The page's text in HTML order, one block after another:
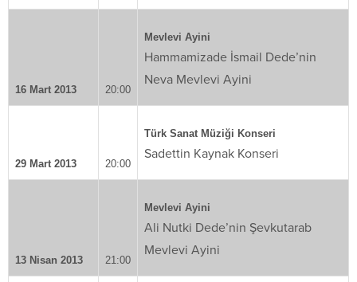
16 Mart 2013 20:00
Mevlevi Ayini
Hammamizade İsmail Dede’nin
Neva Mevlevi Ayini
29 Mart 2013 20:00
Türk Sanat Müziği Konseri
Sadettin Kaynak Konseri
13 Nisan 2013 21:00
Mevlevi Ayini
Ali Nutki Dede’nin Şevkutarab
Mevlevi Ayini